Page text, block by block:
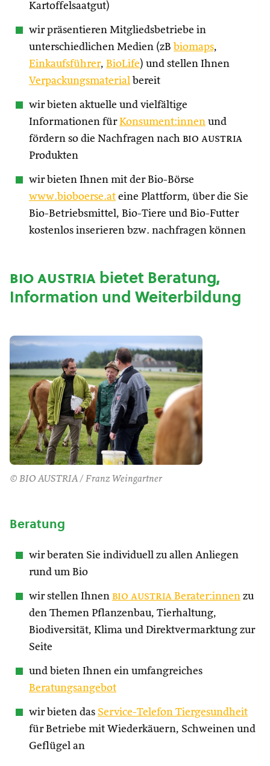
Kartoffelsaatgut)
wir präsentieren Mitgliedsbetriebe in
unterschiedlichen Medien (zB biomaps,
Einkaufsführer, BioLife) und stellen Ihnen
Verpackungsmaterial bereit
wir bieten aktuelle und vielfältige
Informationen fürKonsument:innen und
fördern so die Nachfragen nach bio austria
Produkten
wir bieten Ihnen mit der Bio-Börse
www.bioboerse.at eine Plattform, über die Sie
Bio-Betriebsmittel, Bio-Tiere und Bio-Futter
kostenlos inserieren bzw. nachfragen können
bio austriabietet Beratung,
Information und Weiterbildung
© BIO AUSTRIA / Franz Weingartner
Beratung
wir beraten Sie individuell zu allen Anliegen
rund um Bio
wir stellen Ihnen bio austria Berater:innen zu
den Themen Pflanzenbau, Tierhaltung,
Biodiversität, Klima und Direktvermarktung zur
Seite
und bieten Ihnen ein umfangreiches
Beratungsangebot
wir bieten das Service-Telefon Tiergesundheit
für Betriebe mit Wiederkäuern, Schweinen und
Geflügel an